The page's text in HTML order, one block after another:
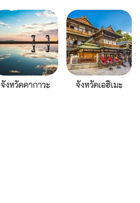
จังหวัดคากาวะ จังหวัดเอฮิเมะ